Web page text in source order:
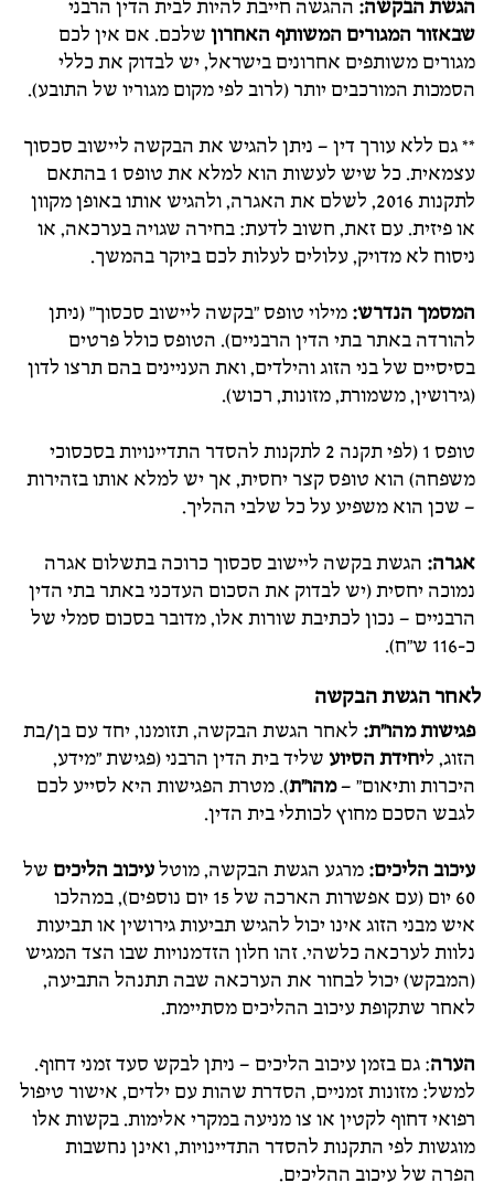
הגשת הבקשה: ההגשה חייבת להיות לבית הדין הרבני
שבאזור המגורים המשותף האחרון שלכם. אם אין לכם
מגורים משותפים אחרונים בישראל, יש לבדוק את כללי
הסמכות המורכבים יותר (לרוב לפי מקום מגוריו של התובע).
** גם ללא עורך דין – ניתן להגיש את הבקשה ליישוב סכסוך
עצמאית. כל שיש לעשות הוא למלא את טופס 1 בהתאם
לתקנות 2016, לשלם את האגרה, ולהגיש אותו באופן מקוון
או פיזית. עם זאת, חשוב לדעת: בחירה שגויה בערכאה, או
ניסוח לא מדויק, עלולים לעלות לכם ביוקר בהמשך.
המסמך הנדרש: מילוי טופס "בקשה ליישוב סכסוך" (ניתן
להורדה באתר בתי הדין הרבניים). הטופס כולל פרטים
בסיסיים של בני הזוג והילדים, ואת העניינים בהם תרצו לדון
(גירושין, משמורת, מזונות, רכוש).
טופס 1 (לפי תקנה 2 לתקנות להסדר התדיינויות בסכסוכי
משפחה) הוא טופס קצר יחסית, אך יש למלא אותו בזהירות
– שכן הוא משפיע על כל שלבי ההליך.
אגרה: הגשת בקשה ליישוב סכסוך כרוכה בתשלום אגרה
נמוכה יחסית (יש לבדוק את הסכום העדכני באתר בתי הדין
הרבניים – נכון לכתיבת שורות אלו, מדובר בסכום סמלי של
כ-116 ש"ח).
לאחר הגשת הבקשה
פגישות מהו"ת: לאחר הגשת הבקשה, תזומנו, יחד עם בן/בת
הזוג, ליחידת הסיוע שליד בית הדין הרבני (פגישת "מידע,
היכרות ותיאום" –מהו"ת). מטרת הפגישות היא לסייע לכם
לגבש הסכם מחוץ לכותלי בית הדין.
עיכוב הליכים: מרגע הגשת הבקשה, מוטלעיכוב הליכים של
60 יום (עם אפשרות הארכה של 15 יום נוספים), במהלכו
איש מבני הזוג אינו יכול להגיש תביעות גירושין או תביעות
נלוות לערכאה כלשהי. זהו חלון הזדמנויות שבו הצד המגיש
(המבקש) יכול לבחור את הערכאה שבה תתנהל התביעה,
לאחר שתקופת עיכוב ההליכים מסתיימת.
הערה: גם בזמן עיכוב הליכים – ניתן לבקש סעד זמני דחוף.
למשל: מזונות זמניים, הסדרת שהות עם ילדים, אישור טיפול
רפואי דחוף לקטין או צו מניעה במקרי אלימות. בקשות אלו
מוגשות לפי התקנות להסדר התדיינויות, ואינן נחשבות
הפרה של עיכוב ההליכים.